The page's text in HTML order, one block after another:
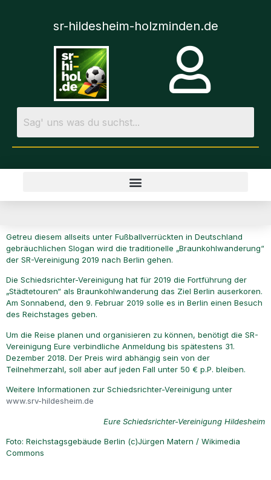
sr-hildesheim-holzminden.de
Getreu diesem allseits unter Fußballverrückten in Deutschland
gebräuchlichen Slogan wird die traditionelle „Braunkohlwanderung“
der SR-Vereinigung 2019 nach Berlin gehen.
Die Schiedsrichter-Vereinigung hat für 2019 die Fortführung der
„Städtetouren“ als Braunkohlwanderung das Ziel Berlin auserkoren.
Am Sonnabend, den 9. Februar 2019 solle es in Berlin einen Besuch
des Reichstages geben.
Um die Reise planen und organisieren zu können, benötigt die SR-
Vereinigung Eure verbindliche Anmeldung bis spätestens 31.
Dezember 2018. Der Preis wird abhängig sein von der
Teilnehmerzahl, soll aber auf jeden Fall unter 50 € p.P. bleiben.
Weitere Informationen zur Schiedsrichter-Vereinigung unter
www.srv-hildesheim.de
Eure Schiedsrichter-Vereinigung Hildesheim
Foto: Reichstagsgebäude Berlin (c)Jürgen Matern / Wikimedia
Commons